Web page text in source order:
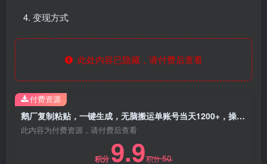
变现方式
此处内容已隐藏，请付费后查看
鹅厂复制粘贴，一键生成，无脑搬运单账号当天1200+，操作简单，可矩阵
此内容为付费资源，请付费后查看
积分 9.9积分50
付费资源